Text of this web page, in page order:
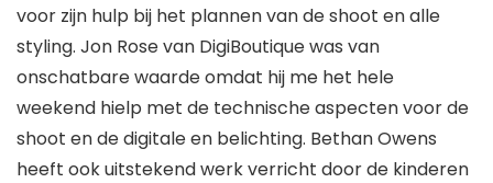
voor zijn hulp bij het plannen van de shoot en alle
styling. Jon Rose van DigiBoutique was van
onschatbare waarde omdat hij me het hele
weekend hielp met de technische aspecten voor de
shoot en de digitale en belichting. Bethan Owens
heeft ook uitstekend werk verricht door de kinderen